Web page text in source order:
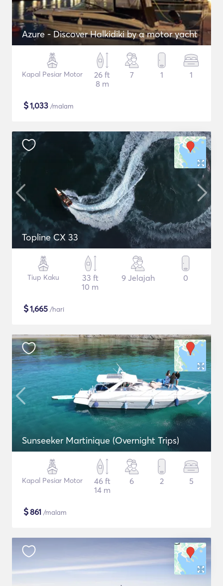
Azure - Discover Halkidiki by α motor yacht
Kapal Pesiar Motor
26 ft
8 m
7 1 1
$1,033 /malam
Topline CX 33
Tiup Kaku
33 ft
10 m
9 Jelajah 0
$1,665 /hari
Sunseeker Martinique (Overnight Trips)
Kapal Pesiar Motor
46 ft
14 m
6 2 5
$861 /malam